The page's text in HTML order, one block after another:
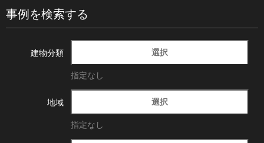
事例を検索する
建物分類 選択
指定なし
地域 選択
指定なし